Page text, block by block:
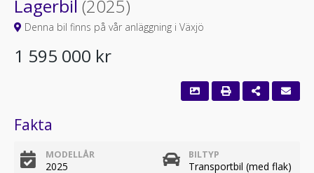
Lagerbil (2025)
Denna bil finns på vår anläggning i Växjö
1 595 000 kr
Fakta
MODELLÅR
2025
BILTYP
Transportbil (med flak)